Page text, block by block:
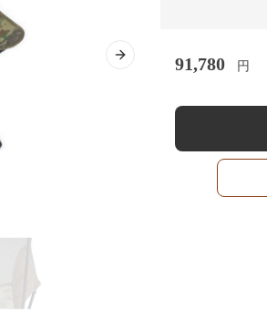
Next slide 91,780 円